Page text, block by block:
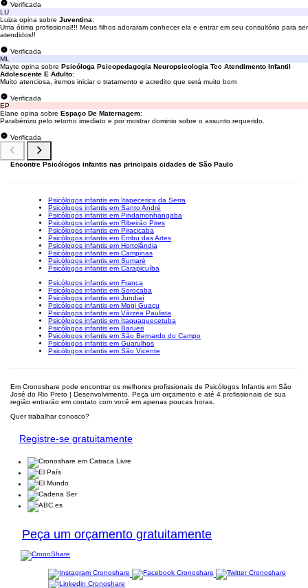
Verificada
LU
Luiza opina sobre Juventina:
Uma ótima profissional!!! Meus filhos adoraram conhecer ela e entrar em seu consultório para ser
atendidos!!
Verificada
ML
Mayte opina sobre Psicóloga Psicopedagogia Neuropsicologia Tcc Atendimento Infantil
Adolescente E Adulto:
Muito atenciosa, iremos iniciar o tratamento e acredito que será muito bom
Verificada
EP
Elane opina sobre Espaço De Maternagem:
Parabénizo pelo retorno imediato e por mostrar dominio sobre o assunto requerido.
Verificada
Encontre Psicólogos infantis nas principais cidades de São Paulo
Psicólogos infantis em Itapecerica da Serra
Psicólogos infantis em Santo André
Psicólogos infantis em Pindamonhangaba
Psicólogos infantis em Ribeirão Pires
Psicólogos infantis em Piracicaba
Psicólogos infantis em Embu das Artes
Psicólogos infantis em Hortolândia
Psicólogos infantis em Campinas
Psicólogos infantis em Sumaré
Psicólogos infantis em Carapicuíba
Psicólogos infantis em Franca
Psicólogos infantis em Sorocaba
Psicólogos infantis em Jundiaí
Psicólogos infantis em Mogi Guaçu
Psicólogos infantis em Várzea Paulista
Psicólogos infantis em Itaquaquecetuba
Psicólogos infantis em Barueri
Psicólogos infantis em São Bernardo do Campo
Psicólogos infantis em Guarulhos
Psicólogos infantis em São Vicente
Em Cronoshare pode encontrar os melhores profissionais de Psicólogos Infantis em São
José do Rio Preto | Desenvolvimento. Peça um orçamento e até 4 profissionais de sua
região entrarão em contato com você em apenas poucas horas.
Quer trabalhar conosco?
Registre-se gratuitamente
Peça um orçamento gratuitamente